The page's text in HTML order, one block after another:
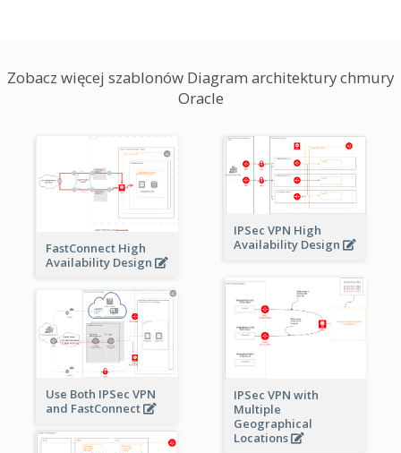
Zobacz więcej szablonów Diagram architektury chmury
Oracle
FastConnect High
Availability Design
IPSec VPN High
Availability Design
IPSec VPN with
Multiple
Geographical
Locations
Use Both IPSec VPN
and FastConnect